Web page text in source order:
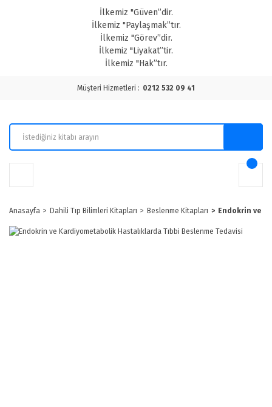
İlkemiz "Güven”dir.
İlkemiz "Paylaşmak”tır.
İlkemiz "Görev”dir.
İlkemiz "Liyakat”tir.
İlkemiz "Hak”tır.
Müşteri Hizmetleri : 0212 532 09 41
Anasayfa Dahili Tıp Bilimleri Kitapları Beslenme Kitapları Endokrin ve